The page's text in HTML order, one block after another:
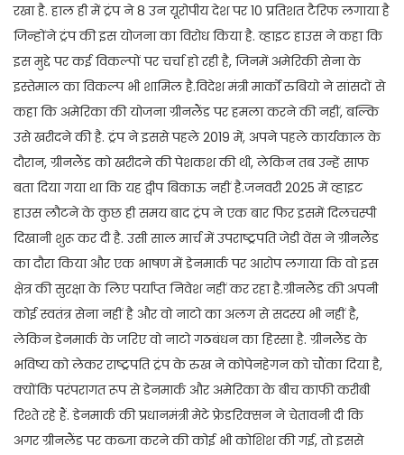
रखा है. हाल ही में ट्रंप ने 8 उन यूरोपीय देश पर 10 प्रतिशत टैरिफ लगाया है
जिन्होंने ट्रंप की इस योजना का विरोध किया है. व्हाइट हाउस ने कहा कि
इस मुद्दे पर कई विकल्पों पर चर्चा हो रही है, जिनमें अमेरिकी सेना के
इस्तेमाल का विकल्प भी शामिल है.विदेश मंत्री मार्को रुबियो ने सांसदों से
कहा कि अमेरिका की योजना ग्रीनलैंड पर हमला करने की नहीं, बल्कि
उसे खरीदने की है. ट्रंप ने इससे पहले 2019 में, अपने पहले कार्यकाल के
दौरान, ग्रीनलैंड को खरीदने की पेशकश की थी, लेकिन तब उन्हें साफ
बता दिया गया था कि यह द्वीप बिकाऊ नहीं है.जनवरी 2025 में व्हाइट
हाउस लौटने के कुछ ही समय बाद ट्रंप ने एक बार फिर इसमें दिलचस्पी
दिखानी शुरू कर दी है. उसी साल मार्च में उपराष्ट्रपति जेडी वेंस ने ग्रीनलैंड
का दौरा किया और एक भाषण में डेनमार्क पर आरोप लगाया कि वो इस
क्षेत्र की सुरक्षा के लिए पर्याप्त निवेश नहीं कर रहा है.ग्रीनलैंड की अपनी
कोई स्वतंत्र सेना नहीं है और वो नाटो का अलग से सदस्य भी नहीं है,
लेकिन डेनमार्क के जरिए वो नाटो गठबंधन का हिस्सा है. ग्रीनलैंड के
भविष्य को लेकर राष्ट्रपति ट्रंप के रुख ने कोपेनहेगन को चौंका दिया है,
क्योंकि परंपरागत रूप से डेनमार्क और अमेरिका के बीच काफी करीबी
रिश्ते रहे हैं. डेनमार्क की प्रधानमंत्री मेटे फ्रेडरिक्सन ने चेतावनी दी कि
अगर ग्रीनलैंड पर कब्जा करने की कोई भी कोशिश की गई, तो इससे